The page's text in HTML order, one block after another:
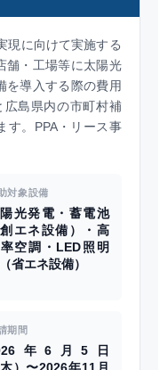
現に向けて実施する
舗・工場等に太陽光
を導入する際の費用
広島県内の市町村補
す。PPA・リース事
対象設備
光発電・蓄電池
創エネ設備）・高
空調・LED照明
省エネ設備）
期間
年6月5日